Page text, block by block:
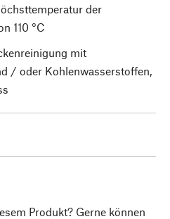
der
110 °C
mit
/ oder Kohlenwasserstoffen,
Produkt? Gerne können